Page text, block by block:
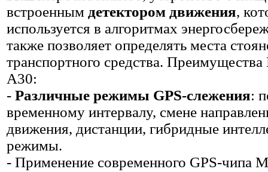
встроенным детектором движения,
используется в алгоритмах
также позволяет определять места
транспортного средства.
A30:
- Различные режимы GPS-слежения:
временному интервалу, смене
движения, дистанции, гибридные
режимы.
- Применение современного GPS-чипа